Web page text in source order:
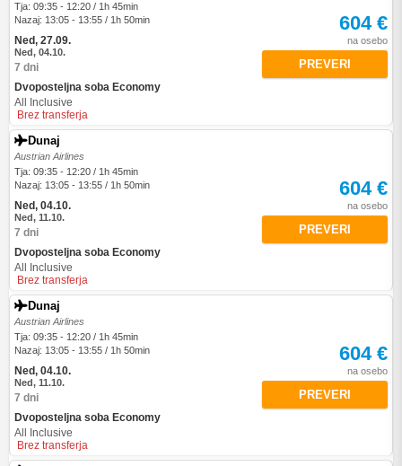
Tja: 09:35 - 12:20 / 1h 45min
Nazaj: 13:05 - 13:55 / 1h 50min
Ned, 27.09.
Ned, 04.10.
7 dni
Dvoposteljna soba Economy
All Inclusive
Brez transferja
604 €
na osebo
PREVERI
Dunaj
Austrian Airlines
Tja: 09:35 - 12:20 / 1h 45min
Nazaj: 13:05 - 13:55 / 1h 50min
Ned, 04.10.
Ned, 11.10.
7 dni
Dvoposteljna soba Economy
All Inclusive
Brez transferja
604 €
na osebo
PREVERI
Dunaj
Austrian Airlines
Tja: 09:35 - 12:20 / 1h 45min
Nazaj: 13:05 - 13:55 / 1h 50min
Ned, 04.10.
Ned, 11.10.
7 dni
Dvoposteljna soba Economy
All Inclusive
Brez transferja
604 €
na osebo
PREVERI